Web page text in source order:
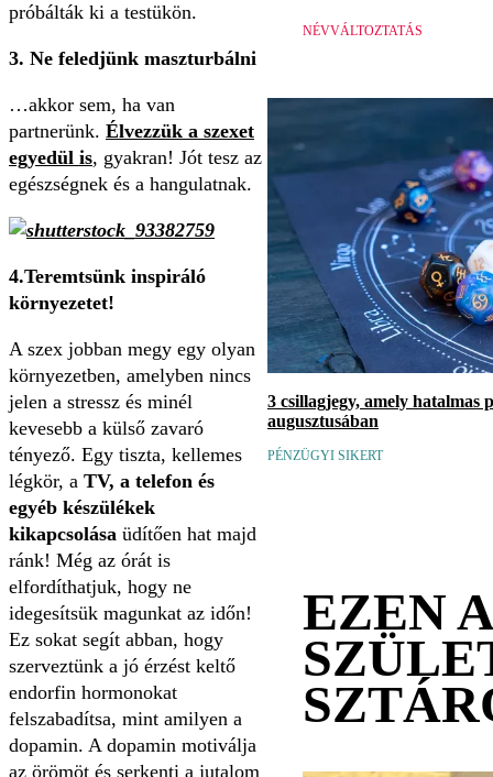
próbálták ki a testükön.
3. Ne feledjünk maszturbálni
…akkor sem, ha van
partnerünk. Élvezzük a szexet
egyedül is, gyakran! Jót tesz az
egészségnek és a hangulatnak.
4.Teremtsünk inspiráló
környezetet!
A szex jobban megy egy olyan
környezetben, amelyben nincs
jelen a stressz és minél
kevesebb a külső zavaró
tényező. Egy tiszta, kellemes
légkör, a TV, a telefon és
egyéb készülékek
kikapcsolása üdítően hat majd
ránk! Még az órát is
elfordíthatjuk, hogy ne
idegesítsük magunkat az időn!
Ez sokat segít abban, hogy
szerveztünk a jó érzést keltő
endorfin hormonokat
felszabadítsa, mint amilyen a
dopamin. A dopamin motiválja
az örömöt és serkenti a jutalom
NÉVVÁLTOZTATÁS
3 csillagjegy, amely hatalmas
augusztusában
PÉNZÜGYI SIKERT
EZEN